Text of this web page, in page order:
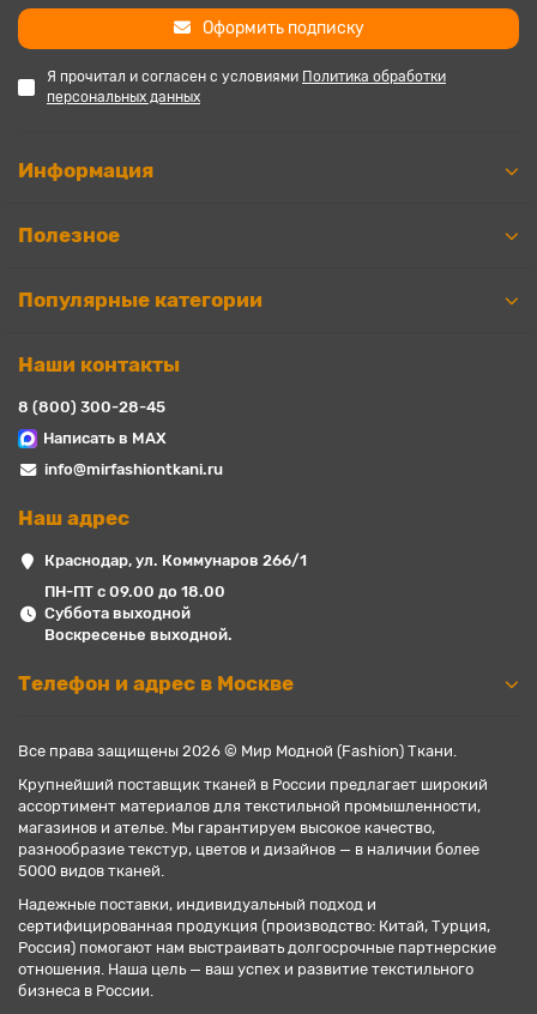
Оформить подписку
Я прочитал и согласен с условиями Политика обработки
персональных данных
Информация
Полезное
Популярные категории
Наши контакты
8 (800) 300-28-45
Написать в MAX
info@mirfashiontkani.ru
Наш адрес
Краснодар, ул. Коммунаров 266/1
ПН-ПТ с 09.00 до 18.00
Суббота выходной
Воскресенье выходной.
Телефон и адрес в Москве
Все права защищены 2026 © Мир Модной (Fashion) Ткани.
Крупнейший поставщик тканей в России предлагает широкий
ассортимент материалов для текстильной промышленности,
магазинов и ателье. Мы гарантируем высокое качество,
разнообразие текстур, цветов и дизайнов — в наличии более
5000 видов тканей.
Надежные поставки, индивидуальный подход и
сертифицированная продукция (производство: Китай, Турция,
Россия) помогают нам выстраивать долгосрочные партнерские
отношения. Наша цель — ваш успех и развитие текстильного
бизнеса в России.